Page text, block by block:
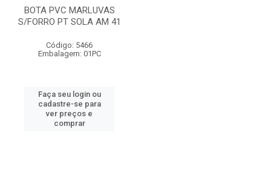
BOTA PVC MARLUVAS
S/FORRO PT SOLA AM 41
Código: 5466
Embalagem: 01PC
Faça seu login ou
cadastre-se para
ver preços e
comprar